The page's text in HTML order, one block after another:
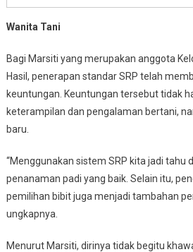
Wanita Tani
Bagi Marsiti yang merupakan anggota
Hasil, penerapan standar SRP telah
keuntungan. Keuntungan tersebut tidak
keterampilan dan pengalaman bertani,
baru.
“Menggunakan sistem SRP kita jadi tahu
penanaman padi yang baik. Selain itu,
pemilihan bibit juga menjadi tambahan
ungkapnya.
Menurut Marsiti, dirinya tidak begitu